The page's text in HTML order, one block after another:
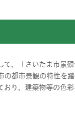
、「さいたま市景
都市景観の特性を
り、建築物等の色